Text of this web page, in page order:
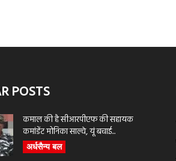
POSTS
कमाल की है सीआरपीएफ की सहायक
कमांडेंट मोनिका साल्वे, यूं बचाई...
अर्धसैन्य बल